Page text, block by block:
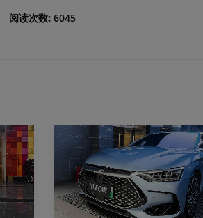
阅读次数:6045